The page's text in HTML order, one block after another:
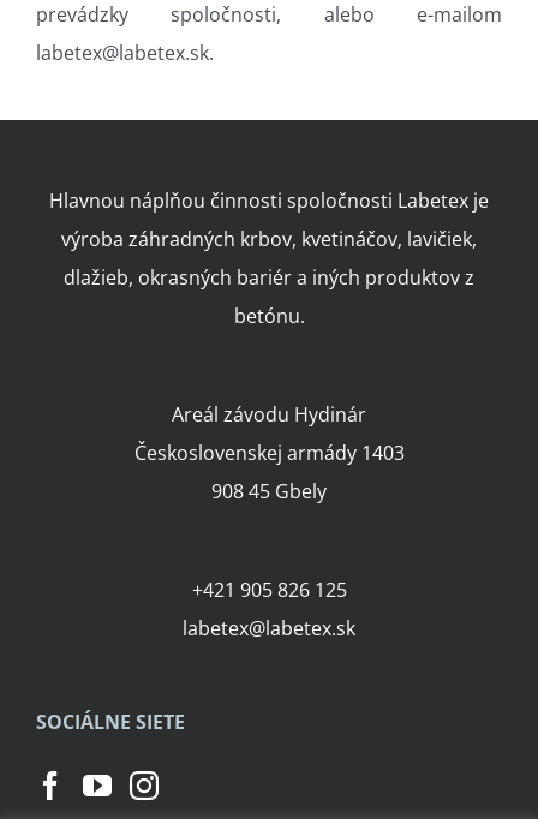
prevádzky spoločnosti, alebo e-mailom
labetex@labetex.sk.
Hlavnou náplňou činnosti spoločnosti Labetex je
výroba záhradných krbov, kvetináčov, lavičiek,
dlažieb, okrasných bariér a iných produktov z
betónu.
Areál závodu Hydinár
Československej armády 1403
908 45 Gbely
+421 905 826 125
labetex@labetex.sk
SOCIÁLNE SIETE